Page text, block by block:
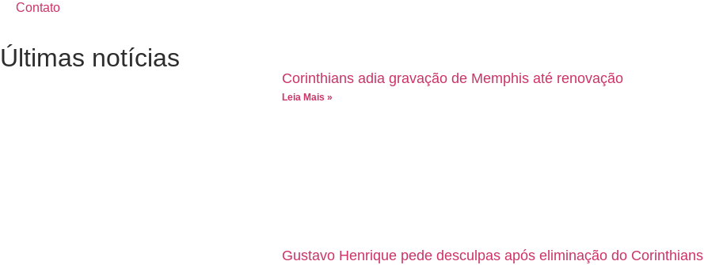
Contato
Últimas notícias
Corinthians adia gravação de Memphis até renovação
Leia Mais »
Gustavo Henrique pede desculpas após eliminação do Corinthians